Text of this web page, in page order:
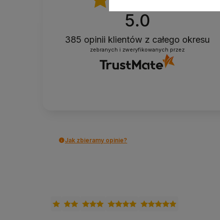
prania całości w pralce,
zdjąć pokrowiec, prać
Dla kogo jest ten wałek?
Dla osób praktykujących jogę restoratywną, yin
5.0
385 opinii klientów z całego okresu
zebranych i zweryfikowanych przez
Jak zbieramy opinie?